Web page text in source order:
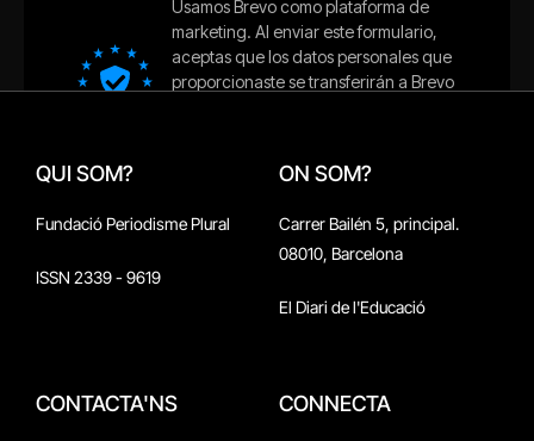
QUI SOM?
Fundació Periodisme Plural
ISSN 2339 - 9619
ON SOM?
Carrer Bailén 5, principal.
08010, Barcelona
El Diari de l'Educació
CONTACTA'NS CONNECTA